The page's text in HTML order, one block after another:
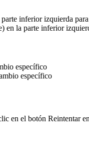
inferior izquierda
en la parte inferior
específico
específico
en el botón Reintentar